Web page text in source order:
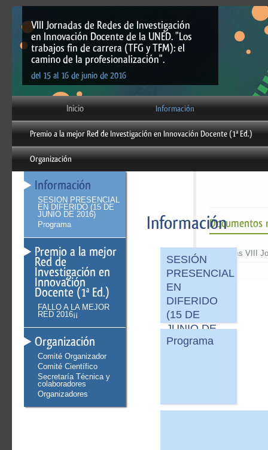
VIII Jornadas de Redes de Investigación
en Innovación Docente de la UNED. "Los
trabajos fin de carrera (TFG y TFM): el
camino de la profesionalización".
del 15 al 16 de junio de 2016
Inicio Información
Premio a la mejor Red de Investigación en Innovación Docente (1ª Ed.)
Organización
Documentos
Actas VIII
Información
SESIÓN PRESENCIAL
EN DIFERIDO (15 DE
JUNIO DE 2016)
Programa
Premio a la mejor
Red de
Investigación en
Innovación
Docente (1ª Ed.)
FALLO A LA MEJOR
RED 2016¡¡
Organización
Comité Organizador
Comité Científico
Secretaría Técnica y
colaboradores
Organizadores
Información
SESIÓN
PRESENCIAL
EN
DIFERIDO
(15 DE
JUNIO DE
2016)
Programa